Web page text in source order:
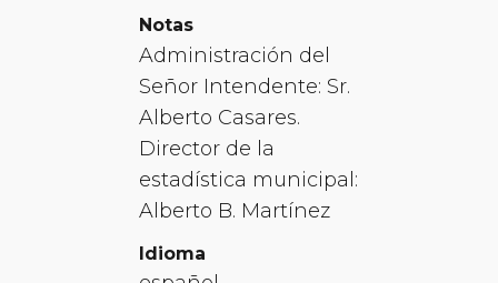
Notas
Administración del
Señor Intendente: Sr.
Alberto Casares.
Director de la
estadística municipal:
Alberto B. Martínez
Idioma